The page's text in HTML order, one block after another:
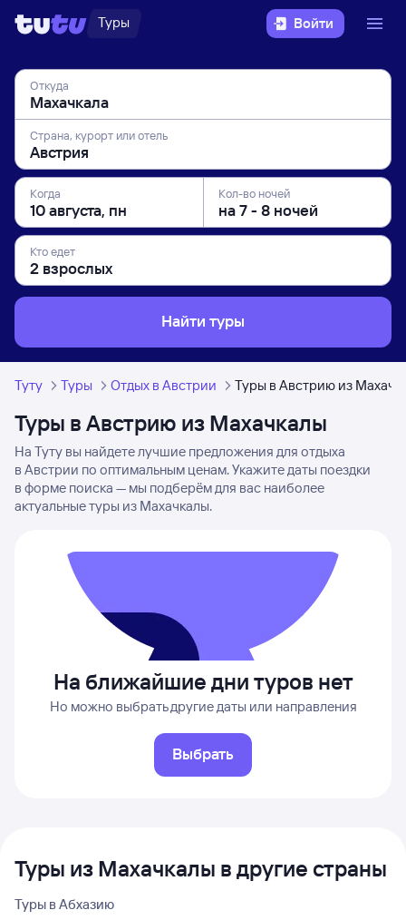
Туры Войти
Откуда
Страна, курорт или отель
Когда Кол-во ночей
Кто едет
Найти туры
Туту Туры Отдых в Австрии Туры в Австрию из
Туры в Австрию из Махачкалы
На Туту вы найдете лучшие предложения для отдыха
в Австрии по оптимальным ценам. Укажите даты поездки
в форме поиска — мы подберём для вас наиболее
актуальные туры из Махачкалы.
На ближайшие дни туров нет
Но можно выбрать другие даты или направления
Выбрать
Туры из Махачкалы в другие страны
Туры в Абхазию